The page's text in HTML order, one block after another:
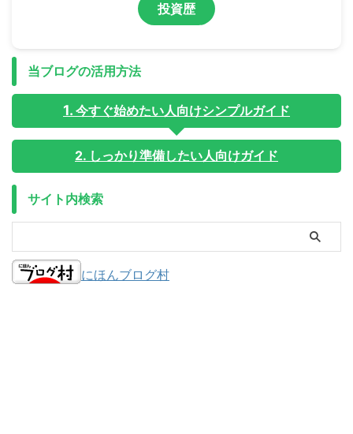
投資歴
当ブログの活用方法
今すぐ始めたい人向けシンプルガイド
2. しっかり準備したい人向けガイド
サイト内検索
にほんブログ村